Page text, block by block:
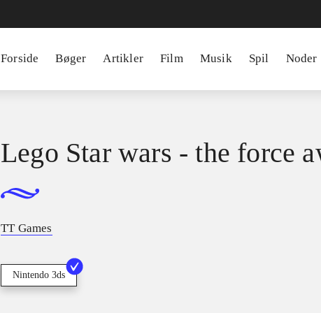
Forside Bøger Artikler Film Musik Spil Noder
Lego Star wars - the force
TT Games
Nintendo 3ds